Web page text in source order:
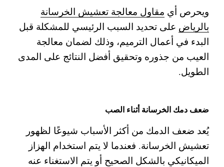
ويحرص أي مقاول معالجة تعشيش الخرسانة
بالرياض على تحديد السبب الرئيسي للمشكلة قبل
البدء في أعمال الترميم، وذلك لضمان معالجة
العيب من جذوره وتحقيق أفضل النتائج على المدى
الطويل.
ضعف دمك الخرسانة أثناء الصب
يُعد ضعف الدمك من أكثر الأسباب شيوعًا لظهور
تعشيش الخرسانة. فعندما لا يتم استخدام الهزاز
الميكانيكي بالشكل الصحيح أو يتم الاستغناء عنه